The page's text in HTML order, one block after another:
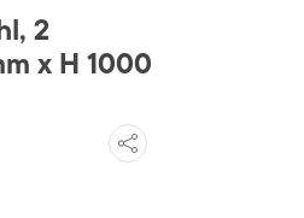
2
x H 1000